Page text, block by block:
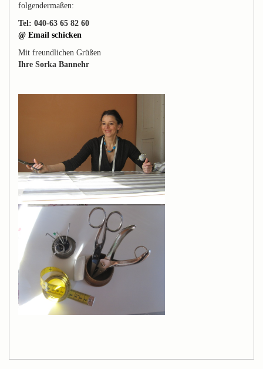
folgendermaßen:
Tel: 040-63 65 82 60
@ Email schicken
Mit freundlichen Grüßen
Ihre Sorka Bannehr